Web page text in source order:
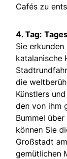
Cafés zu
4. Tag:
Sie
katalanische
die
Künstlers
den von ihm
Bummel
können Sie
Großstadt
gemütlichen